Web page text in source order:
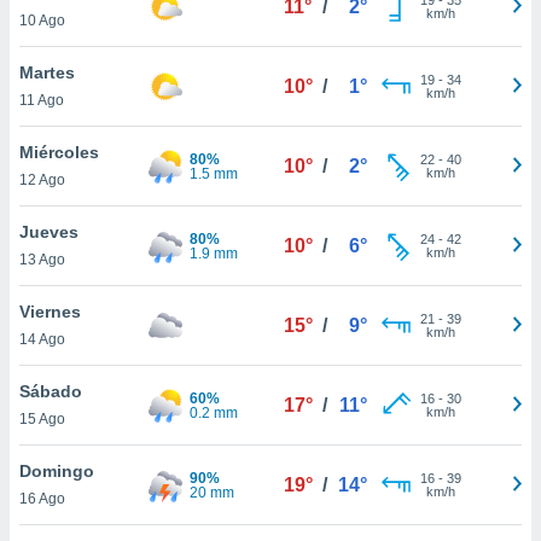
más
nuestra
y
de
disponible
cookies
aceptar
10 Ago
11° / 2°
km/h
Martes
11 Ago
10° / 1° 19- 34
km/h
Miércoles
12 Ago
80%
1.5 mm
10° / 2° 22- 40
km/h
Jueves
13 Ago
80%
1.9 mm
10° / 6° 24- 42
km/h
Viernes
14 Ago
15° / 9° 21 - 39
km/h
Sábado
15 Ago
60%
0.2 mm
17° / 11° 16- 30
km/h
Domingo
16 Ago
90%
20 mm
19° / 14° 16- 39
km/h